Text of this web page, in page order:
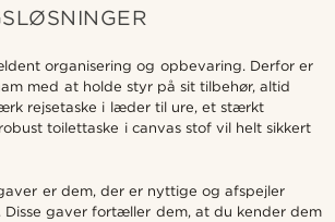
organisering og opbevaring. Derfor er
med at holde styr på sit tilbehør, altid
rejsetaske i læder til ure, et stærkt
toilettaske i canvas stof vil helt sikkert
er dem, der er nyttige og afspejler
Disse gaver fortæller dem, at du kender dem